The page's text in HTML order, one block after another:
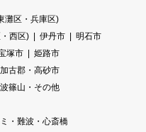
灘区・兵庫区)
西区)
伊丹市
明石市
塚市
姫路市
古郡・高砂市
篠山・その他
ミ・難波・心斎橋